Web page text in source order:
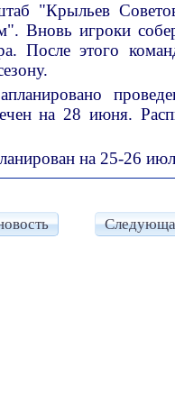
"Крыльев
Вновь игроки
После этого
на 28 июня.
на 25-26